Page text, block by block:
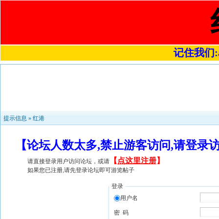
记住我们
提示信息 » 红港
【论坛人数太多,禁止游客访问,请登
请直接登录用户访问论坛，或请 【 点这里注册】
如果您已注册,请先登录论坛即可游览帖子
登录
用户名
密 码